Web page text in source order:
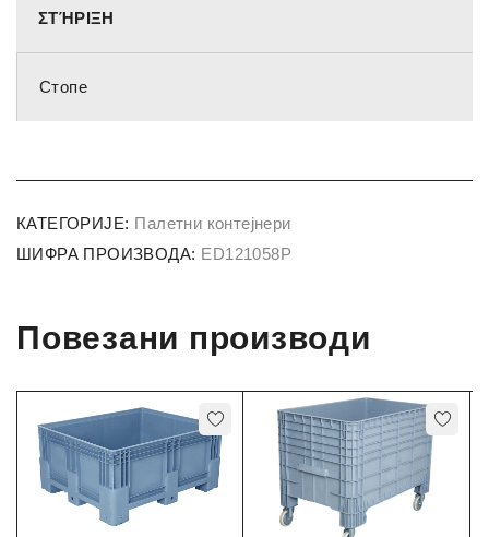
ΣΤΉΡΙΞΗ
Стопе
КАТЕГОРИЈЕ: Палетни контејнери
ШИФРА ПРОИЗВОДА: ED121058P
Повезани производи